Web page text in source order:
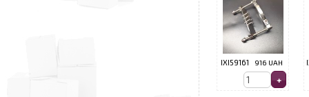
IXI59161 916 UAH